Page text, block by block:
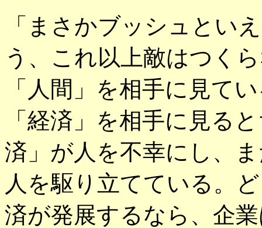
「まさかブッシュとい
う、これ以上敵はつく
「人間」を相手に見て
「経済」を相手に見る
済」が人を不幸にし、
人を駆り立てている。
済が発展するなら、企